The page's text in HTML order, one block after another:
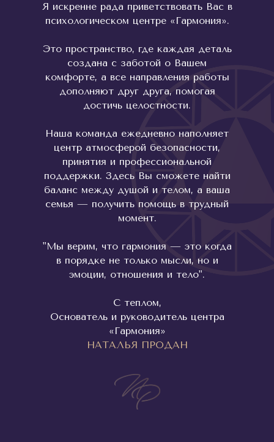
Я искренне рада приветствовать Вас в
психологическом центре «Гармония».
Это пространство, где каждая деталь
создана с заботой о Вашем
комфорте, а все направления работы
дополняют друг друга, помогая
достичь целостности.
Наша команда ежедневно наполняет
центр атмосферой безопасности,
принятия и профессиональной
поддержки. Здесь Вы сможете найти
баланс между душой и телом, а ваша
семья — получить помощь в трудный
момент.
"Мы верим, что гармония — это когда
в порядке не только мысли, но и
эмоции, отношения и тело".
С теплом,
Основатель и руководитель центра
«Гармония»
НАТАЛЬЯ ПРОДАН